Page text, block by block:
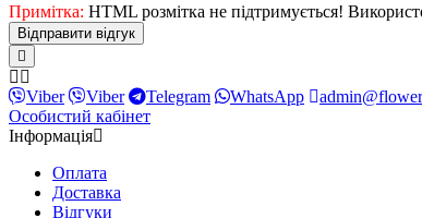
Примітка: HTML розмітка не підтримується!
Відправити відгук
Viber Viber Telegram WhatsApp
Особистий кабінет
Інформація
Оплата
Доставка
Відгуки